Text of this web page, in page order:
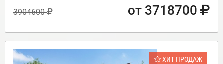
3904600 от 3718700
ХИТ ПРОДАЖ